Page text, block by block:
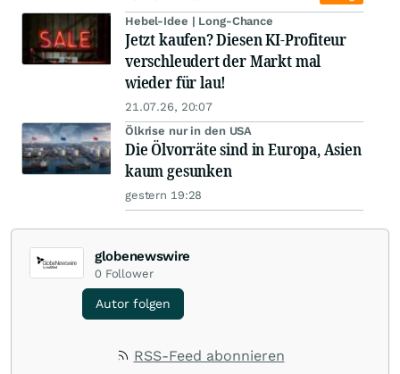
Hebel-Idee | Long-Chance
Jetzt kaufen? Diesen KI-Profiteur
verschleudert der Markt mal
wieder für lau!
21.07.26, 20:07
Ölkrise nur in den USA
Die Ölvorräte sind in Europa, Asien
kaum gesunken
gestern 19:28
globenewswire
0 Follower
Autor folgen
RSS-Feed abonnieren